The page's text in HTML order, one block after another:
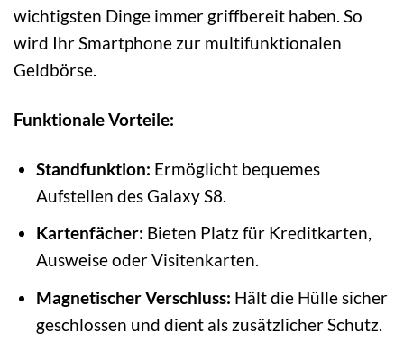
wichtigsten Dinge immer griffbereit haben. So
wird Ihr Smartphone zur multifunktionalen
Geldbörse.
Funktionale Vorteile:
Standfunktion: Ermöglicht bequemes
Aufstellen des Galaxy S8.
Kartenfächer: Bieten Platz für Kreditkarten,
Ausweise oder Visitenkarten.
Magnetischer Verschluss: Hält die Hülle sicher
geschlossen und dient als zusätzlicher Schutz.